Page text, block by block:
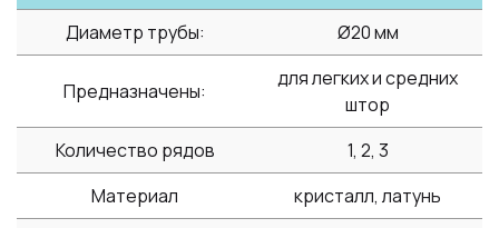
Диаметр трубы:
Ø20 мм
Предназначены:
для легких и средних
штор
Количество рядов
1, 2, 3
Материал
кристалл, латунь